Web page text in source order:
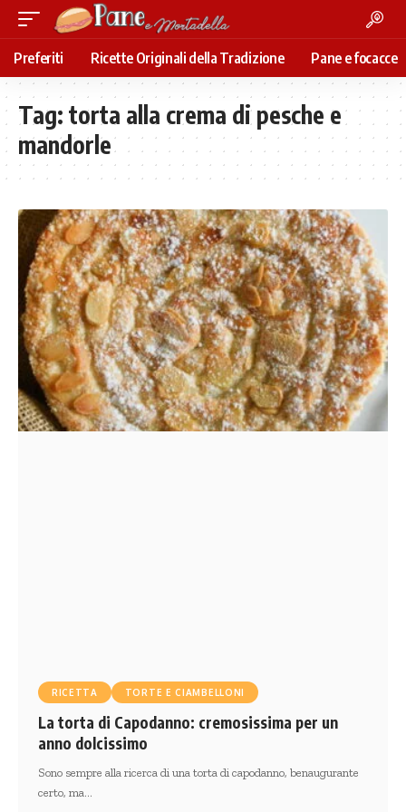
Preferiti Ricette Originali della Tradizione Pane e focacce
Tag: torta alla crema di pesche e
mandorle
RICETTA TORTE E CIAMBELLONI
La torta di Capodanno: cremosissima per un
anno dolcissimo
Sono sempre alla ricerca di una torta di capodanno, benaugurante
certo, ma…